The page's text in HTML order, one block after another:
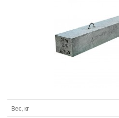
Вес, кг